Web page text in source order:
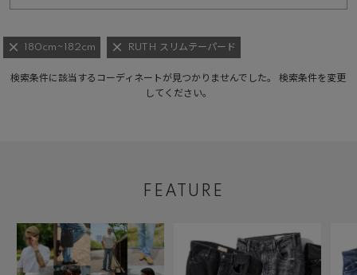
180cm~182cm RUTH スリムテーパード
検索条件に該当するコーディネートが見つかりませんでした。 検索条件を変更
してください。
FEATURE